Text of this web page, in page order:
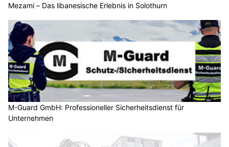
Mezami – Das libanesische Erlebnis in Solothurn
M-Guard GmbH: Professioneller Sicherheitsdienst für
Unternehmen